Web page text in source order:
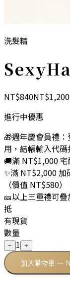
洗髮精
NT$840NT$1,200
進行中優惠
🎁週年慶會員禮
用，結帳輸入代碼
🚚滿 NT$1,000
✨滿 NT$2,000 加
（價值 NT$580
🎫以上三重禮可
抵
有現貨
數量
− 1 +
加入購物車 —